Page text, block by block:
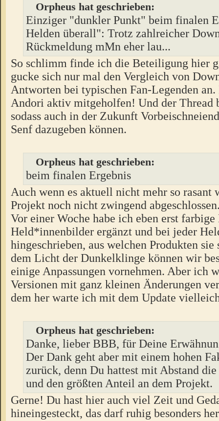
Orpheus hat geschrieben:
Einziger "dunkler Punkt" beim finalen
Helden überall": Trotz zahlreicher
Rückmeldung mMn eher lau...
So schlimm finde ich die Beteiligung hier
gucke sich nur mal den Vergleich von
Antworten bei typischen Fan-Legenden
Andori aktiv mitgeholfen! Und der Thread
sodass auch in der Zukunft
Senf dazugeben können.
Orpheus hat geschrieben:
beim finalen Ergebnis
Auch wenn es aktuell nicht mehr so rasant
Projekt noch nicht zwingend
Vor einer Woche habe ich eben erst
Held*innenbilder ergänzt und bei jeder
hingeschrieben, aus welchen Produkten
dem Licht der Dunkelklinge können wir
einige Anpassungen vornehmen. Aber ich
Versionen mit ganz kleinen Änderungen
dem her warte ich mit dem Update
Orpheus hat geschrieben:
Danke, lieber BBB, für Deine
Der Dank geht aber mit einem hohen
zurück, denn Du hattest mit Abstand
und den größten Anteil an dem Projekt.
Gerne! Du hast hier auch viel Zeit und
hineingesteckt, das darf ruhig besonders